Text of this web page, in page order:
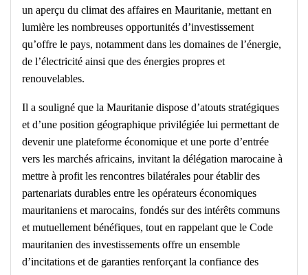
un aperçu du climat des affaires en Mauritanie, mettant en
lumière les nombreuses opportunités d’investissement
qu’offre le pays, notamment dans les domaines de l’énergie,
de l’électricité ainsi que des énergies propres et
renouvelables.
Il a souligné que la Mauritanie dispose d’atouts stratégiques
et d’une position géographique privilégiée lui permettant de
devenir une plateforme économique et une porte d’entrée
vers les marchés africains, invitant la délégation marocaine à
mettre à profit les rencontres bilatérales pour établir des
partenariats durables entre les opérateurs économiques
mauritaniens et marocains, fondés sur des intérêts communs
et mutuellement bénéfiques, tout en rappelant que le Code
mauritanien des investissements offre un ensemble
d’incitations et de garanties renforçant la confiance des